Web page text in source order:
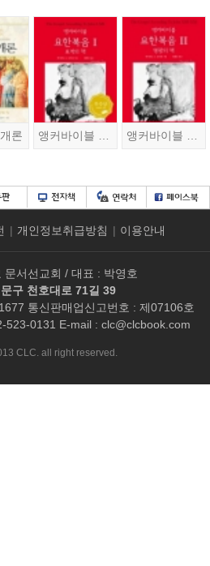
론 앵커바이블 요한복음 1 (표적의 책) 앵커바이블 요한복음 2 (영광의 책)
| 개인정보취급방침 | 이용안내
문서선교회 / 대표 : 박영호
구 천호대로 71길 39
통신판매업신고번호 : 제07106호
523-0131 E-mail : clc@clcbook.com
CLC. all right reserved.